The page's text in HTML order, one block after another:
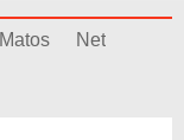
Matos
Net